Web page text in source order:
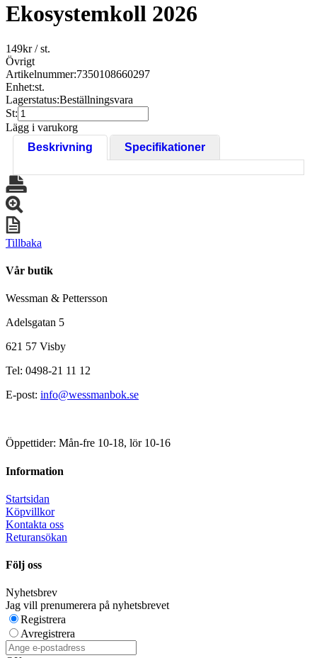
Ekosystemkoll 2026
149kr/ st.
Övrigt
Artikelnummer:7350108660297
Enhet:st.
Lagerstatus:Beställningsvara
St:
Lägg i varukorg
Beskrivning
Specifikationer
Tillbaka
Vår butik
Wessman & Pettersson
Adelsgatan 5
621 57 Visby
Tel: 0498-21 11 12
E-post: info@wessmanbok.se
Öppettider: Mån-fre 10-18, lör 10-16
Information
Startsidan
Köpvillkor
Kontakta oss
Returansökan
Följ oss
Nyhetsbrev
Jag vill prenumerera på nyhetsbrevet
Registrera
Avregistrera